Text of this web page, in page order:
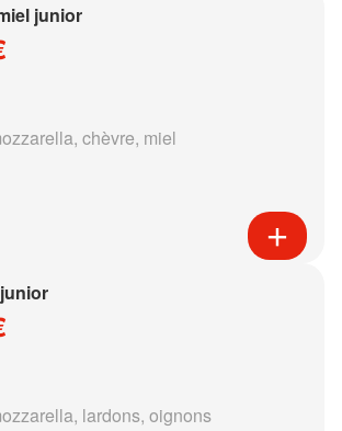
junior
chèvre, miel
lardons, oignons